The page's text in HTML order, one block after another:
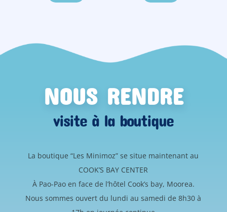
NOUS RENDRE
visite à la boutique
La boutique “Les Minimoz” se situe maintenant au
COOK’S BAY CENTER
À Pao-Pao en face de l’hôtel Cook’s bay, Moorea.
Nous sommes ouvert du lundi au samedi de 8h30 à